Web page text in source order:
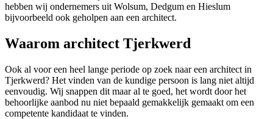
hebben wij ondernemers uit Wolsum, Dedgum en Hieslum
bijvoorbeeld ook geholpen aan een architect.
Waarom architect Tjerkwerd
Ook al voor een heel lange periode op zoek naar een architect in
Tjerkwerd? Het vinden van de kundige persoon is lang niet altijd
eenvoudig. Wij snappen dit maar al te goed, het wordt door het
behoorlijke aanbod nu niet bepaald gemakkelijk gemaakt om een
competente kandidaat te vinden.